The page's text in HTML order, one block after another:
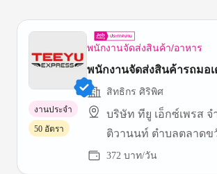
พนักงานจัดส่งสินค้า/อาหาร
พนักงานจัดส่งสินค้ารถมอ
สิทธิกร ศิริพิศ
บริษัท ทียู เอ็กซ์เพรส จ
ติวานนท์ ตำบลตลาดข
372 บาท/วัน
งานประจำ
50 อัตรา